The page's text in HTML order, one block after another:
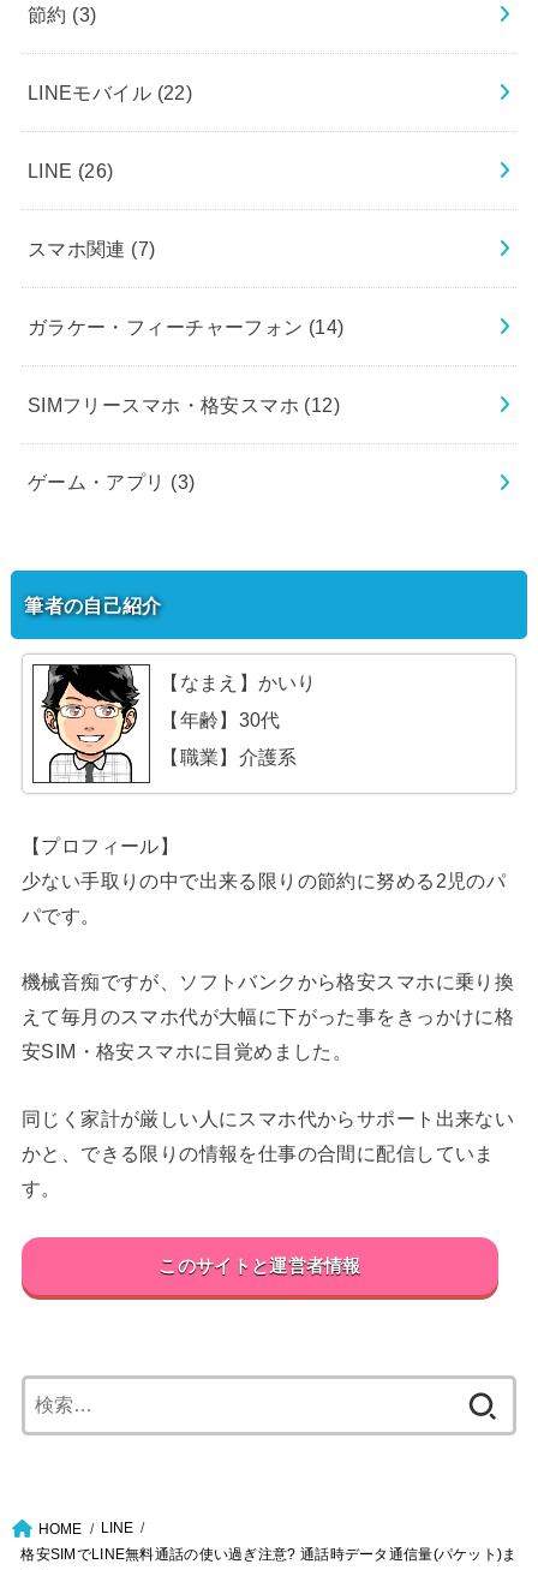
節約 (3)
LINEモバイル (22)
LINE (26)
スマホ関連 (7)
ガラケー・フィーチャーフォン (14)
SIMフリースマホ・格安スマホ (12)
ゲーム・アプリ (3)
筆者の自己紹介
【なまえ】かいり
【年齢】30代
【職業】介護系
【プロフィール】
少ない手取りの中で出来る限りの節約に努める2児のパ
パです。
機械音痴ですが、ソフトバンクから格安スマホに乗り換
えて毎月のスマホ代が大幅に下がった事をきっかけに格
安SIM・格安スマホに目覚めました。
同じく家計が厳しい人にスマホ代からサポート出来ない
かと、できる限りの情報を仕事の合間に配信していま
す。
このサイトと運営者情報
索:
HOME
LINE
格安SIMでLINE無料通話の使い過ぎ注意? 通話時データ通信量(パケット)ま